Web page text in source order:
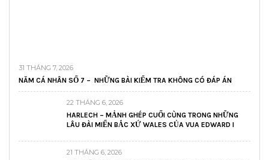
31 THÁNG 7, 2026
NĂM CÁ NHÂN SỐ 7 – NHỮNG BÀI KIỂM TRA KHÔNG CÓ ĐÁP ÁN
22 THÁNG 6, 2026
HARLECH – MẢNH GHÉP CUỐI CÙNG TRONG NHỮNG
LÂU ĐÀI MIẾN BẮC XỨ WALES CỦA VUA EDWARD I
21 THÁNG 6, 2026